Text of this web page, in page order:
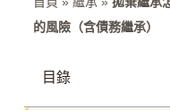
的風險（含債務繼承）
目錄